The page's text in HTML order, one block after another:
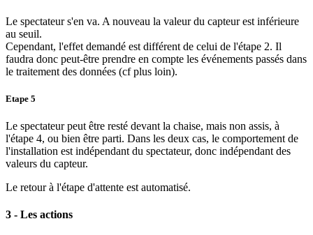
Le spectateur s'en va. A nouveau la valeur du capteur est inférieure
au seuil.
Cependant, l'effet demandé est différent de celui de l'étape 2. Il
faudra donc peut-être prendre en compte les événements passés dans
le traitement des données (cf plus loin).
Etape 5
Le spectateur peut être resté devant la chaise, mais non assis, à
l'étape 4, ou bien être parti. Dans les deux cas, le comportement de
l'installation est indépendant du spectateur, donc indépendant des
valeurs du capteur.
Le retour à l'étape d'attente est automatisé.
3 - Les actions